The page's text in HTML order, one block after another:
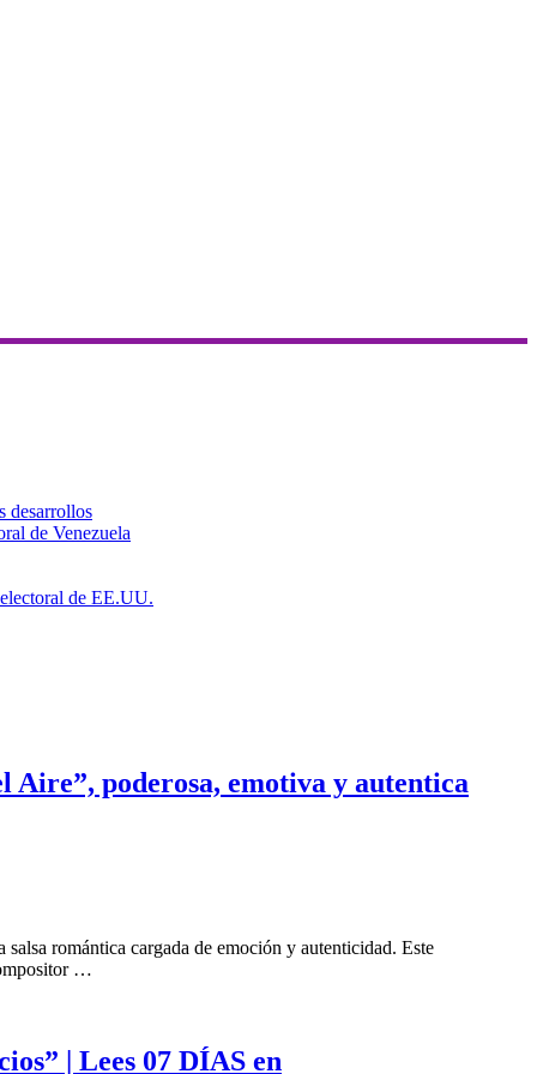
desarrollos
de Venezuela
de EE.UU.
Aire”, poderosa, emotiva y autentica
romántica cargada de emoción y autenticidad. Este
…
| Lees 07 DÍAS en